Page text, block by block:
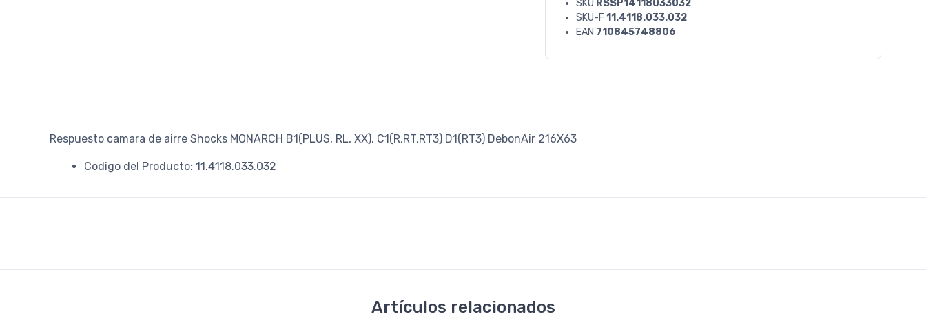
SKU RSSP14118033032
SKU-F 11.4118.033.032
EAN 710845748806
Respuesto camara de airre Shocks MONARCH B1(PLUS, RL, XX), C1(R,RT,RT3) D1(RT3) DebonAir 216X63
Codigo del Producto: 11.4118.033.032
Artículos relacionados